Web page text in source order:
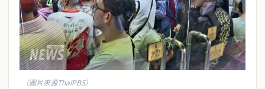
（圖片來源ThaiPBS）